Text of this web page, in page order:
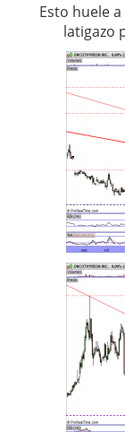
Esto huele
latigazo